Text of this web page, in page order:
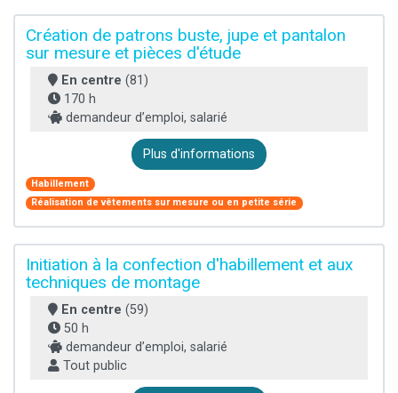
Création de patrons buste, jupe et pantalon
sur mesure et pièces d'étude
En centre (81)
170 h
demandeur d’emploi, salarié
Plus d'informations
Habillement
Réalisation de vêtements sur mesure ou en petite série
Initiation à la confection d'habillement et aux
techniques de montage
En centre (59)
50 h
demandeur d’emploi, salarié
Tout public